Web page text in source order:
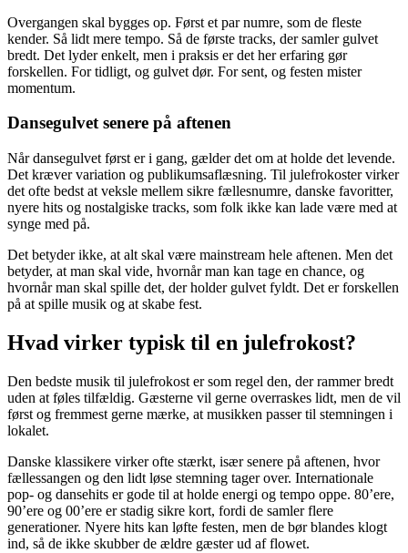
Overgangen skal bygges op. Først et par numre, som de fleste
kender. Så lidt mere tempo. Så de første tracks, der samler gulvet
bredt. Det lyder enkelt, men i praksis er det her erfaring gør
forskellen. For tidligt, og gulvet dør. For sent, og festen mister
momentum.
Dansegulvet senere på aftenen
Når dansegulvet først er i gang, gælder det om at holde det levende.
Det kræver variation og publikumsaflæsning. Til julefrokoster virker
det ofte bedst at veksle mellem sikre fællesnumre, danske favoritter,
nyere hits og nostalgiske tracks, som folk ikke kan lade være med at
synge med på.
Det betyder ikke, at alt skal være mainstream hele aftenen. Men det
betyder, at man skal vide, hvornår man kan tage en chance, og
hvornår man skal spille det, der holder gulvet fyldt. Det er forskellen
på at spille musik og at skabe fest.
Hvad virker typisk til en julefrokost?
Den bedste musik til julefrokost er som regel den, der rammer bredt
uden at føles tilfældig. Gæsterne vil gerne overraskes lidt, men de vil
først og fremmest gerne mærke, at musikken passer til stemningen i
lokalet.
Danske klassikere virker ofte stærkt, især senere på aftenen, hvor
fællessangen og den lidt løse stemning tager over. Internationale
pop- og dansehits er gode til at holde energi og tempo oppe. 80’ere,
90’ere og 00’ere er stadig sikre kort, fordi de samler flere
generationer. Nyere hits kan løfte festen, men de bør blandes klogt
ind, så de ikke skubber de ældre gæster ud af flowet.